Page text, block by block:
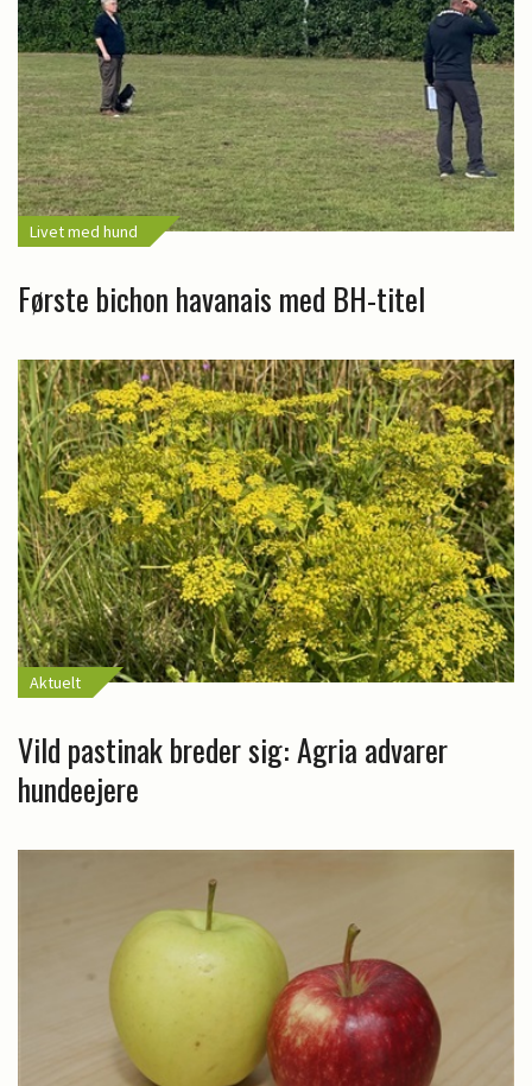
Livet med hund
Første bichon havanais med BH-titel
Aktuelt
Vild pastinak breder sig: Agria advarer
hundeejere